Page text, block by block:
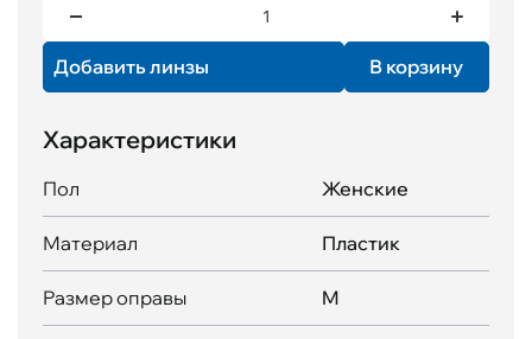
Добавить линзы В корзину
Характеристики
Пол Женские
Материал Пластик
Размер оправы M